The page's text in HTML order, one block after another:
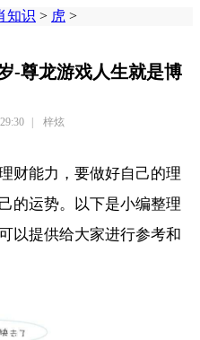
知识 > 虎 >
-尊龙游戏人生就是博
| 梓炫
财能力，要做好自己的理
的运势。以下是小编整理
以提供给大家进行参考和